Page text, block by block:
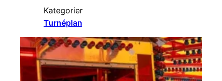
Kategorier
Turnéplan